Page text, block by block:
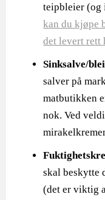
teipbleier
kan du kjøpe
det levert rett
Sinksalve/
salver på
matbutikken
nok. Ved
skal beskytte
(det er viktig